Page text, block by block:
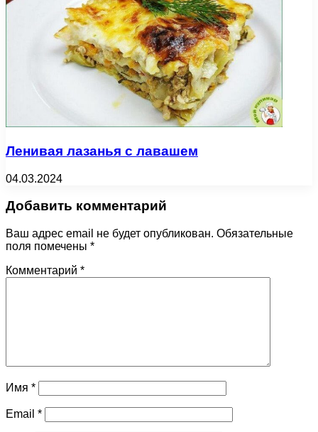
Ленивая лазанья с лавашем
04.03.2024
Добавить комментарий
Ваш адрес email не будет опубликован. Обязательные
поля помечены *
Комментарий *
Имя *
Email *